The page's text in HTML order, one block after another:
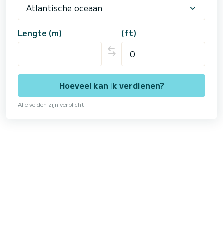
Lengte (m) (ft)
Hoeveel kan ik verdienen?
Alle velden zijn verplicht